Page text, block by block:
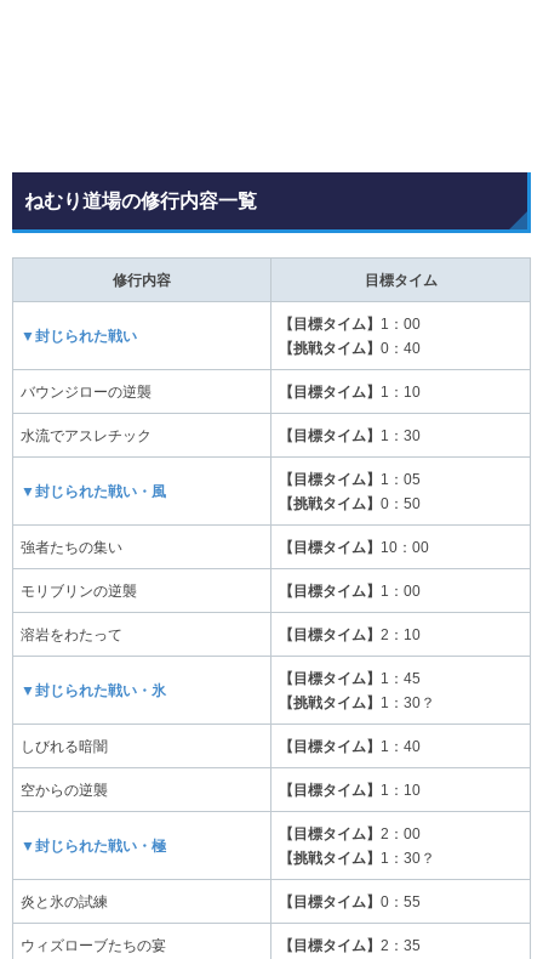
ねむり道場の修行内容一覧
修行内容 目標タイム
▼封じられた戦い
【目標タイム】 1：00
【挑戦タイム】 0：40
バウンジローの逆襲 【目標タイム】 1：10
水流でアスレチック 【目標タイム】 1：30
▼封じられた戦い・風
【目標タイム】 1：05
【挑戦タイム】 0：50
強者たちの集い 【目標タイム】 10：00
モリブリンの逆襲 【目標タイム】 1：00
溶岩をわたって 【目標タイム】 2：10
▼封じられた戦い・氷
【目標タイム】 1：45
【挑戦タイム】 1：30？
しびれる暗闇 【目標タイム】 1：40
空からの逆襲 【目標タイム】 1：10
▼封じられた戦い・極
【目標タイム】 2：00
【挑戦タイム】 1：30？
炎と氷の試練 【目標タイム】 0：55
ウィズローブたちの宴 【目標タイム】 2：35